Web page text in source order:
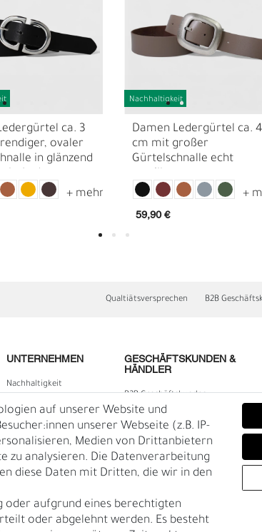
ca. 3
ovaler
in glänzend
Nachhaltigkeit
Damen Ledergürtel ca. 4
cm mit großer
Gürtelschnalle echt
59,90 €
Qualtiätsversprechen B2B
UNTERNEHMEN
Nachhaltigkeit
Kontakt
Über uns
Rückgabe
Gürtelgröße messen
GESCHÄFTSKUNDEN &
HÄNDLER
B2B Geschäftskunden
auf unserer Website und
unserer Webseite (z.B. IP-
Medien von Drittanbietern
zu analysieren. Die Datenverarbeitung
diese Daten mit Dritten, die wir in den
oder aufgrund eines berechtigten
oder abgelehnt werden. Es besteht